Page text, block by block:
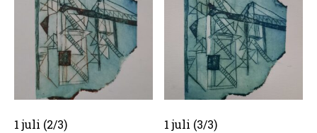
1 juli (2/3) 1 juli (3/3)